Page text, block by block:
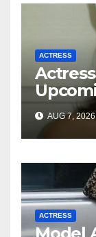
ACTRESS
South
Videos,
Reality
AUG 7, 2026
ACTRESS